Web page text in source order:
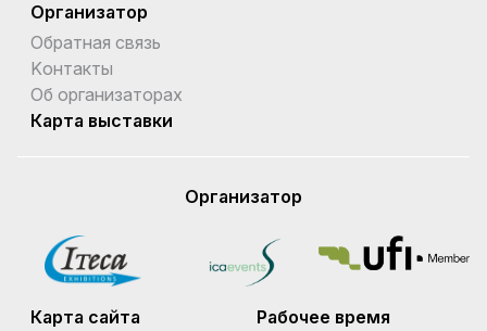
Организатор
Обратная связь
Kонтакты
Об организаторах
Карта выставки
Организатор
Карта сайта
Рабочее время